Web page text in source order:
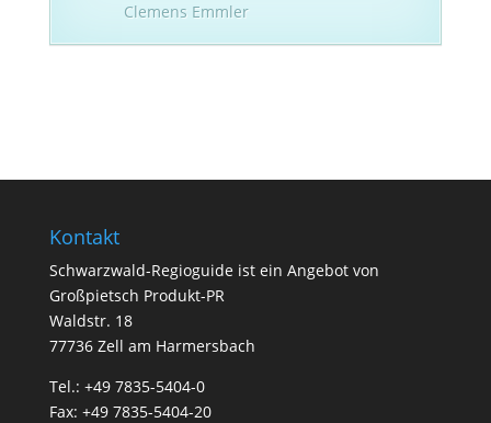
Clemens Emmler
Kontakt
Schwarzwald-Regioguide ist ein Angebot von
Großpietsch Produkt-PR
Waldstr. 18
77736 Zell am Harmersbach
Tel.: +49 7835-5404-0
Fax: +49 7835-5404-20